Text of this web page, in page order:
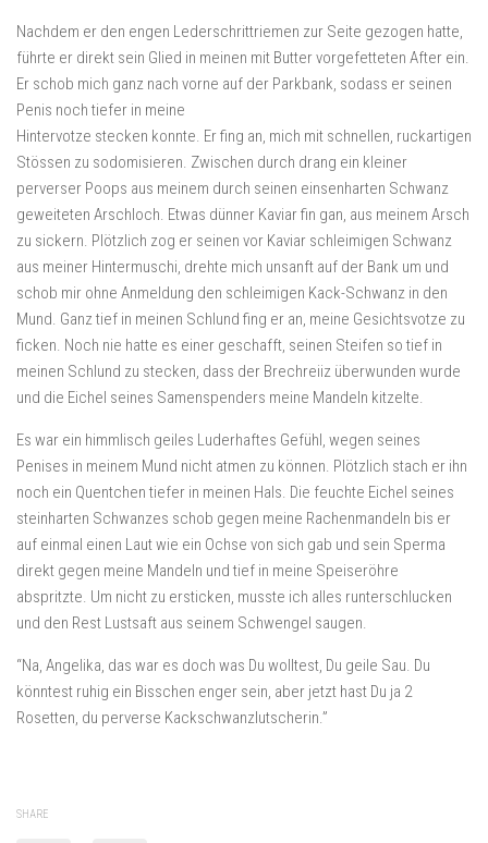
Nachdem er den engen Lederschrittriemen zur Seite gezogen hatte,
führte er direkt sein Glied in meinen mit Butter vorgefetteten After ein.
Er schob mich ganz nach vorne auf der Parkbank, sodass er seinen
Penis noch tiefer in meine
Hintervotze stecken konnte. Er fing an, mich mit schnellen, ruckartigen
Stössen zu sodomisieren. Zwischen durch drang ein kleiner
perverser Poops aus meinem durch seinen einsenharten Schwanz
geweiteten Arschloch. Etwas dünner Kaviar fin gan, aus meinem Arsch
zu sickern. Plötzlich zog er seinen vor Kaviar schleimigen Schwanz
aus meiner Hintermuschi, drehte mich unsanft auf der Bank um und
schob mir ohne Anmeldung den schleimigen Kack-Schwanz in den
Mund. Ganz tief in meinen Schlund fing er an, meine Gesichtsvotze zu
ficken. Noch nie hatte es einer geschafft, seinen Steifen so tief in
meinen Schlund zu stecken, dass der Brechreiiz überwunden wurde
und die Eichel seines Samenspenders meine Mandeln kitzelte.
Es war ein himmlisch geiles Luderhaftes Gefühl, wegen seines
Penises in meinem Mund nicht atmen zu können. Plötzlich stach er ihn
noch ein Quentchen tiefer in meinen Hals. Die feuchte Eichel seines
steinharten Schwanzes schob gegen meine Rachenmandeln bis er
auf einmal einen Laut wie ein Ochse von sich gab und sein Sperma
direkt gegen meine Mandeln und tief in meine Speiseröhre
abspritzte. Um nicht zu ersticken, musste ich alles runterschlucken
und den Rest Lustsaft aus seinem Schwengel saugen.
“Na, Angelika, das war es doch was Du wolltest, Du geile Sau. Du
könntest ruhig ein Bisschen enger sein, aber jetzt hast Du ja 2
Rosetten, du perverse Kackschwanzlutscherin.”
SHARE